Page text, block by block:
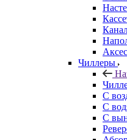
Чиллеры
С
С
С